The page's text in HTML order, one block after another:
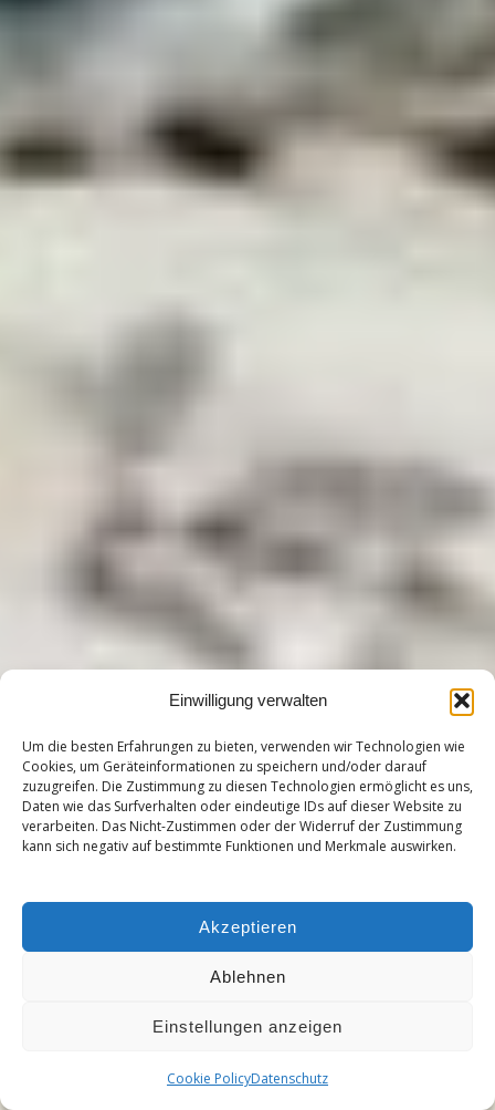
Einwilligung verwalten
Um die besten Erfahrungen zu bieten, verwenden wir Technologien wie
Cookies, um Geräteinformationen zu speichern und/oder darauf
zuzugreifen. Die Zustimmung zu diesen Technologien ermöglicht es uns,
Daten wie das Surfverhalten oder eindeutige IDs auf dieser Website zu
verarbeiten. Das Nicht-Zustimmen oder der Widerruf der Zustimmung
kann sich negativ auf bestimmte Funktionen und Merkmale auswirken.
Akzeptieren
Ablehnen
Einstellungen anzeigen
Cookie PolicyDatenschutz